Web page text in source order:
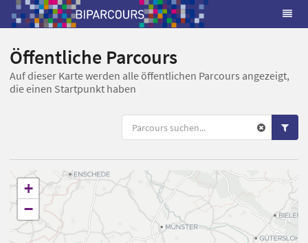
Öffentliche Parcours
Auf dieser Karte werden alle öffentlichen Parcours angezeigt,
die einen Startpunkt haben
+
−